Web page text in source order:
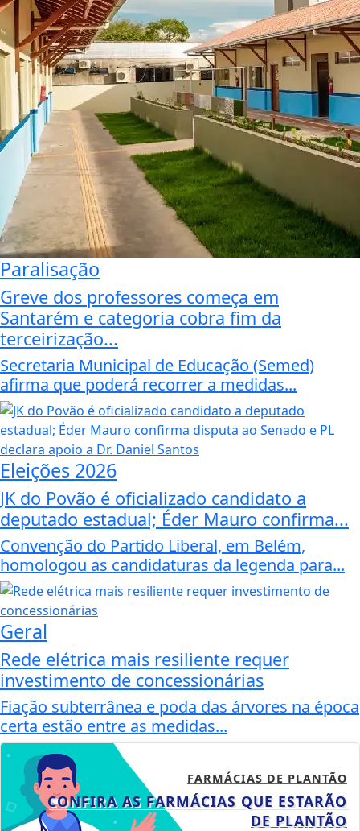
Paralisação
Greve dos professores começa em
Santarém e categoria cobra fim da
terceirização...
Secretaria Municipal de Educação (Semed)
afirma que poderá recorrer a medidas...
Eleições 2026
JK do Povão é oficializado candidato a
deputado estadual; Éder Mauro confirma...
Convenção do Partido Liberal, em Belém,
homologou as candidaturas da legenda para...
Geral
Rede elétrica mais resiliente requer
investimento de concessionárias
Fiação subterrânea e poda das árvores na época
certa estão entre as medidas...
FARMÁCIAS DE PLANTÃO
CONFIRA AS FARMÁCIAS QUE ESTARÃO
DE PLANTÃO